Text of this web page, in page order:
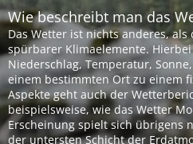
Wie beschreibt man das
Das Wetter ist nichts anderes,
spürbarer Klimaelemente.
Niederschlag, Temperatur,
einem bestimmten Ort zu einem
Aspekte geht auch der
beispielsweise, wie das Wetter
Erscheinung spielt sich übrigens
der untersten Schicht der